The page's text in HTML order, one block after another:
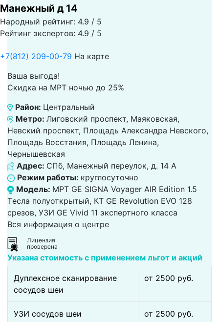
Манежный д 14
Народный рейтинг: 4.9 / 5
Рейтинг экспертов: 4.9 / 5
+7(812) 209-00-79 На карте
Ваша выгода!
Скидка на МРТ ночью до 25%
Район: Центральный
Метро: Лиговский проспект, Маяковская,
Невский проспект, Площадь Александра Невского,
Площадь Восстания, Площадь Ленина,
Чернышевская
Адрес: СПб, Манежный переулок, д. 14 А
Режим работы: круглосуточно
Модель: МРТ GE SIGNA Voyager AIR Edition 1.5
Tесла полуоткрытый, КТ GE Revolution EVO 128
срезов, УЗИ GE Vivid 11 экспертного класса
Вся информация о центре
Лицензия
проверена
Указана стоимость с применением льгот и акций
Дуплексное сканирование
сосудов шеи
от 2500 pуб.
УЗИ сосудов шеи от 2500 pуб.